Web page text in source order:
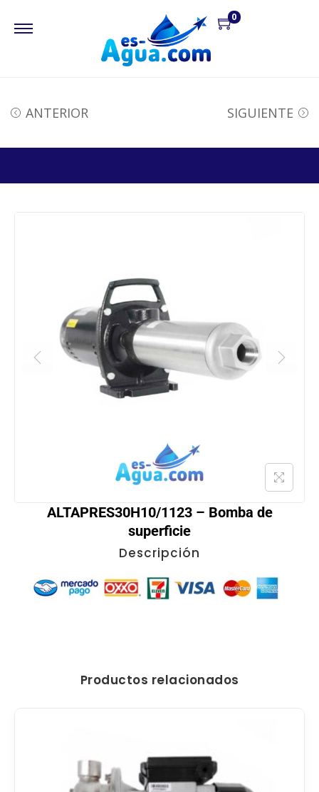
0
ANTERIOR SIGUIENTE
ALTAPRES30H10/1123 – Bomba de
superficie
Descripción
Productos relacionados